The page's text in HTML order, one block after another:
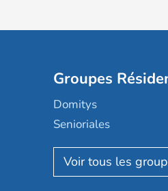
Groupes
Domitys
Senioriales
Nohée
Les Résidentiels